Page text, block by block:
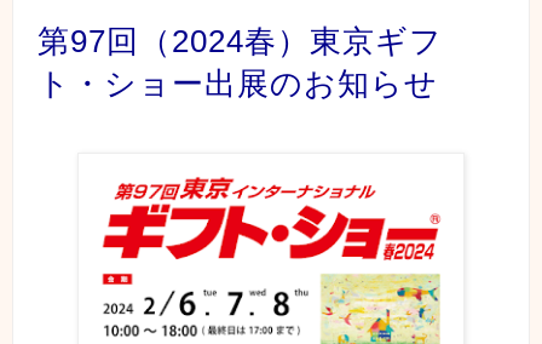
第97回（2024春）東京ギフ
ト・ショー出展のお知らせ